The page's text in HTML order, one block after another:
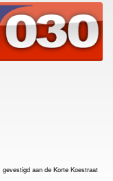
aan de Korte Koestraat